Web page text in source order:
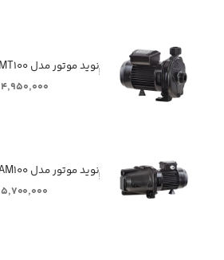
ٖٖٖٖٖنوید موتور مدل CMT۱۰۰
۴,۹۵۰,۰۰۰ تومان
ٖٖٖٖٖنوید موتور مدل CAM۱۰۰
۵,۷۰۰,۰۰۰ تومان